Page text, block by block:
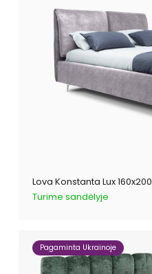
Lova Konstanta Lux 160x200
Turime sandėlyje
Pagaminta Ukrainoje